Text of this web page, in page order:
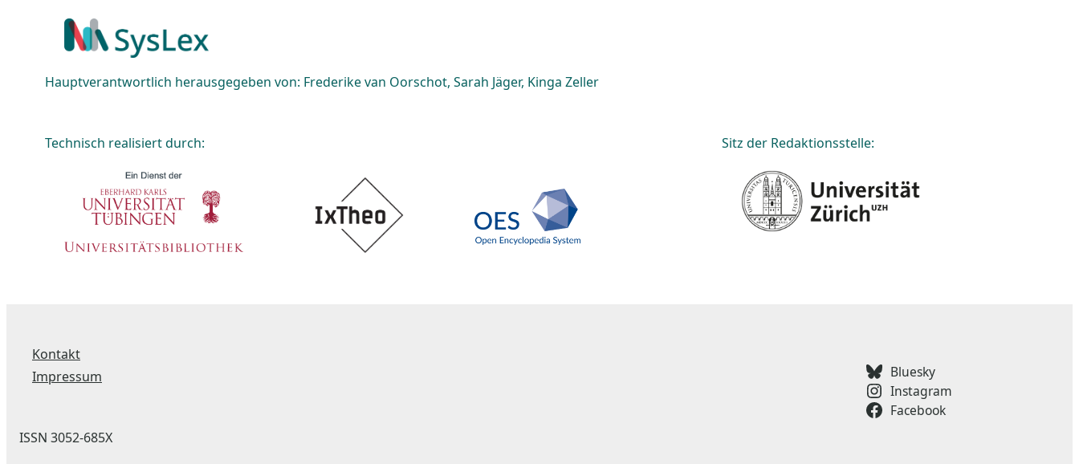
Hauptverantwortlich herausgegeben von: Frederike van Oorschot, Sarah Jäger, Kinga Zeller
Technisch realisiert durch: Sitz der Redaktionsstelle:
Kontakt
Impressum
ISSN 3052-685X
Bluesky
Instagram
Facebook